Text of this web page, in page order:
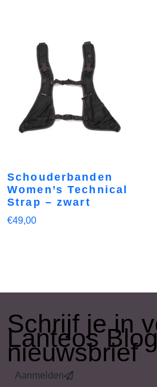
Schouderbanden
Women’s Technical
Strap – zwart
€49,00
​Schrijf je in
Lanteos
nieuwsbrief
Aanmelden